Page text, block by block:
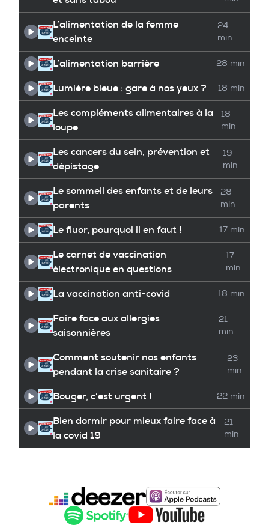
L’alimentation de la femme
enceinte
24
min
L’alimentation barrière 28 min
Lumière bleue : gare à nos yeux ? 18 min
Les compléments alimentaires à la
loupe
18
min
Les cancers du sein, prévention et
dépistage
19
min
Le sommeil des enfants et de leurs
parents
28
min
Le fluor, pourquoi il en faut ! 17 min
Le carnet de vaccination
électronique en questions
17
min
La vaccination anti-covid 18 min
Faire face aux allergies
saisonnières
21
min
Comment soutenir nos enfants
pendant la crise sanitaire ?
23
min
Bouger, c’est urgent ! 22 min
Bien dormir pour mieux faire face à
la covid 19
21
min